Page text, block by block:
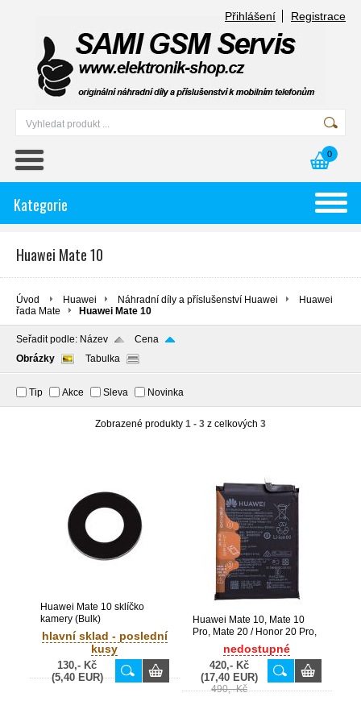
Přihlášení Registrace
0
Kategorie
Huawei Mate 10
Úvod Huawei Náhradní díly a příslušenství Huawei
Huawei
řada Mate
Huawei Mate 10
Seřadit podle: Název
Cena
Obrázky
Tabulka
Tip Akce Sleva Novinka
Zobrazené produkty 1 - 3 z celkových 3
Huawei Mate 10 sklíčko
kamery (Bulk)
hlavní sklad - poslední
kusy
130,- Kč
(5,40 EUR)
Huawei Mate 10, Mate 10
Pro, Mate 20 / Honor 20 Pro,
View 20 originální baterie
HB436486ECW 4000 mAh
(Service Pack) - 24022342
nedostupné
420,- Kč
(17,40 EUR)
490,- Kč